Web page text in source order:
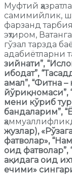
Муфтий
самимийлик,
фарзанд
эҳтиром,
гўзал тарзда
адабиётларни
зийнати”,
ибодат”,
амал”, “Фитна –
йўриқномаси”,
мени кўриб
бандаларим”,
жузлар),
фатволар»,
оид фатволар”,
ақидага оид
ечими»